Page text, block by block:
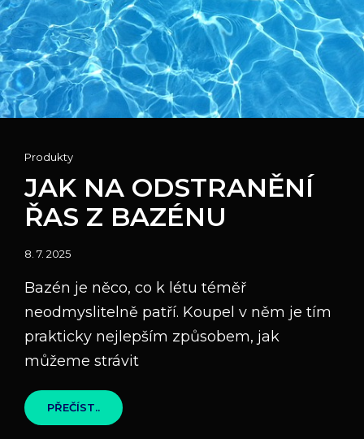
Cat
Links
Produkty
JAK NA ODSTRANĚNÍ
ŘAS Z BAZÉNU
Posted
8. 7. 2025
Bazén je něco, co k létu téměř
neodmyslitelně patří. Koupel v něm je tím
prakticky nejlepším způsobem, jak
můžeme strávit
PŘEČÍST..
NA